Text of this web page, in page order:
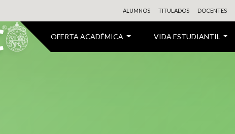
OFERTA ACADÉMICA VIDA ESTUDIANTIL
ALUMNOS TITULADOS DOCENTES